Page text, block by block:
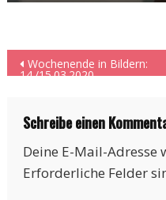
Beitragsnavigation
Wochenende in Bildern:
14./15.03.2020
Schreibe einen
Deine E-Mail-
Erforderliche Felder